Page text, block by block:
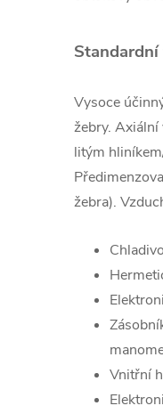
Vysoce
žebry. Axiální
litým
žebra).
Vnitřní